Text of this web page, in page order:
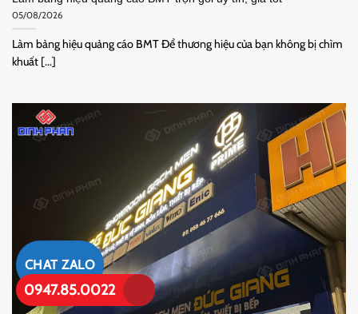
CHAT ZALO
0947.85.0022
05/08/2026
Làm bảng hiệu quảng cáo BMT Để thương hiệu của bạn không bị chìm
khuất [...]